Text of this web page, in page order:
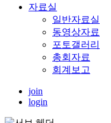
자료실
일반자료실
동영상자료
포토갤러리
총회자료
회계보고
join
login